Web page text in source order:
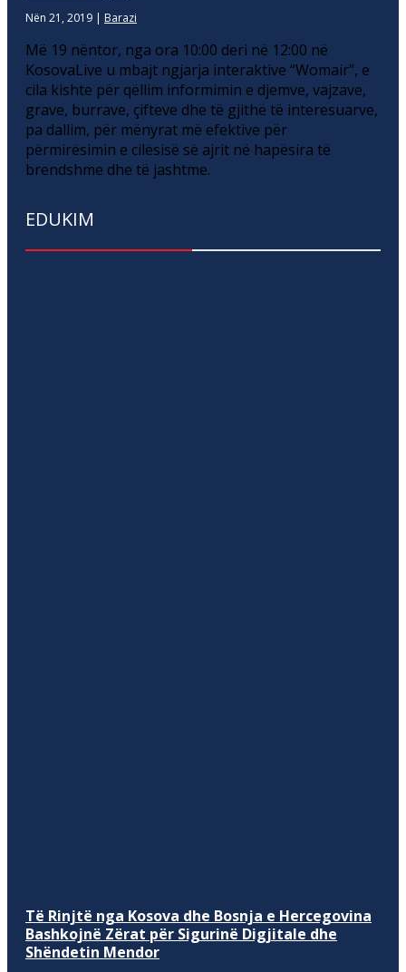
Nën 21, 2019 | Barazi
Më 19 nëntor, nga ora 10:00 deri në 12:00 në
KosovaLive u mbajt ngjarja interaktive “Womair”, e
cila kishte për qëllim informimin e djemve, vajzave,
grave, burrave, çifteve dhe të gjithë të interesuarve,
pa dallim, për mënyrat më efektive për
përmirësimin e cilësisë së ajrit në hapësira të
brendshme dhe të jashtme.
EDUKIM
Të Rinjtë nga Kosova dhe Bosnja e Hercegovina
Bashkojnë Zërat për Sigurinë Digjitale dhe
Shëndetin Mendor